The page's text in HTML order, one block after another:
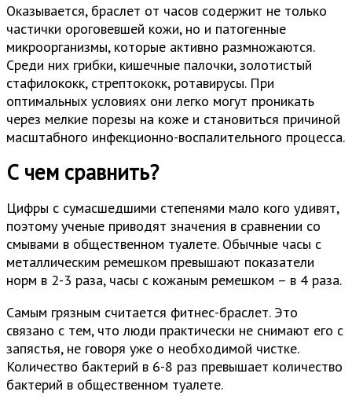
Оказывается, браслет от часов содержит не только
частички ороговевшей кожи, но и патогенные
микроорганизмы, которые активно размножаются.
Среди них грибки, кишечные палочки, золотистый
стафилококк, стрептококк, ротавирусы. При
оптимальных условиях они легко могут проникать
через мелкие порезы на коже и становиться причиной
масштабного инфекционно-воспалительного процесса.
С чем сравнить?
Цифры с сумасшедшими степенями мало кого удивят,
поэтому ученые приводят значения в сравнении со
смывами в общественном туалете. Обычные часы с
металлическим ремешком превышают показатели
норм в 2-3 раза, часы с кожаным ремешком – в 4 раза.
Самым грязным считается фитнес-браслет. Это
связано с тем, что люди практически не снимают его с
запястья, не говоря уже о необходимой чистке.
Количество бактерий в 6-8 раз превышает количество
бактерий в общественном туалете.